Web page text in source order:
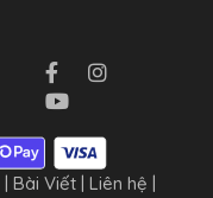
| Bài Viết | Liên hệ |